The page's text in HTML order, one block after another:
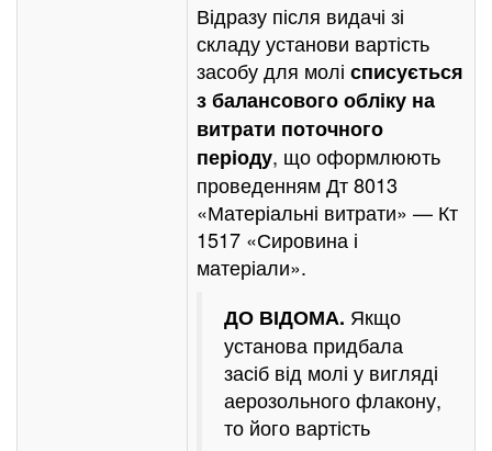
Відразу після видачі зі
складу установи вартість
засобу для молі списується
з балансового обліку на
витрати поточного
періоду, що оформлюють
проведенням Дт 8013
«Матеріальні витрати» — Кт
1517 «Сировина і
матеріали».
ДО ВІДОМА. Якщо
установа придбала
засіб від молі у вигляді
аерозольного флакону,
то його вартість